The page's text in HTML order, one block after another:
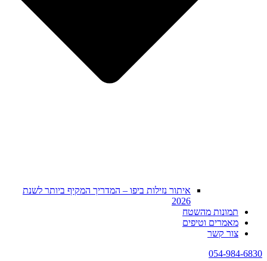
איתור נזילות ביפו – המדריך המקיף ביותר לשנת
2026
תמונות מהשטח
מאמרים וטיפים
צור קשר
054-984-6830